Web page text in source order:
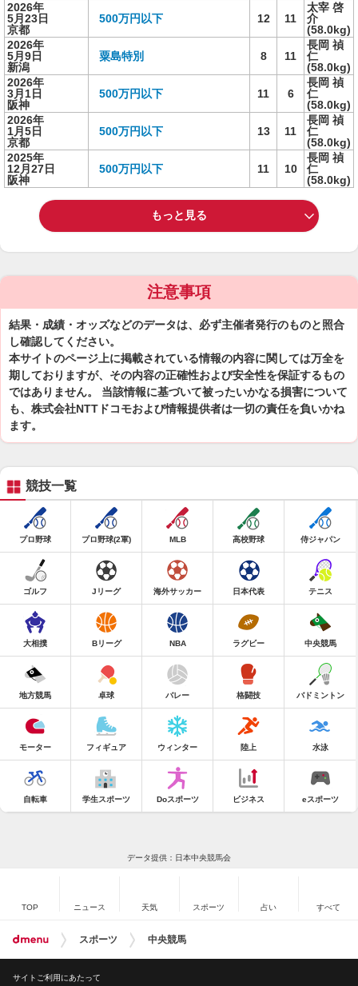
2026年
5月23日
京都
500万円以下 12 11
太宰 啓
介
(58.0kg)
2026年
5月9日
新潟
粟島特別 8 11
長岡 禎
仁
(58.0kg)
2026年
3月1日
阪神
500万円以下 11 6
長岡 禎
仁
(58.0kg)
2026年
1月5日
京都
500万円以下 13 11
長岡 禎
仁
(58.0kg)
2025年
12月27日
阪神
500万円以下 11 10
長岡 禎
仁
(58.0kg)
もっと見る
注意事項
結果・成績・オッズなどのデータは、必ず主催者発行のものと照合
し確認してください。
本サイトのページ上に掲載されている情報の内容に関しては万全を
期しておりますが、その内容の正確性および安全性を保証するもの
ではありません。 当該情報に基づいて被ったいかなる損害について
も、株式会社NTTドコモおよび情報提供者は一切の責任を負いかね
ます。
競技一覧
プロ野球 プロ野球(2軍) MLB 高校野球 侍ジャパン
ゴルフ Jリーグ 海外サッカー 日本代表 テニス
大相撲 Bリーグ NBA ラグビー 中央競馬
地方競馬 卓球 バレー 格闘技 バドミントン
モーター フィギュア ウィンター 陸上 水泳
自転車 学生スポーツ Doスポーツ ビジネス eスポーツ
データ提供：日本中央競馬会
TOP ニュース 天気 スポーツ 占い すべて
スポーツ 中央競馬
サイトご利用にあたって